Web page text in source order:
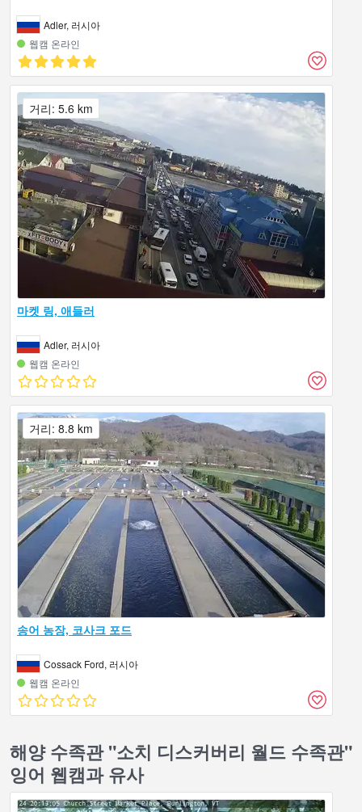
Adler, 러시아
웹캠 온라인
마켓 링, 애들러
Adler, 러시아
웹캠 온라인
거리: 5.6 km
송어 농장, 코사크 포드
Cossack Ford, 러시아
웹캠 온라인
거리: 8.8 km
해양 수족관 "소치 디스커버리 월드 수족관"
잉어 웹캠과 유사